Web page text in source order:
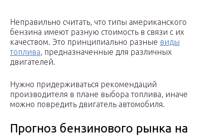
Неправильно считать, что типы американского
бензина имеют разную стоимость в связи с их
качеством. Это принципиально разные виды
топлива, предназначенные для различных
двигателей.
Нужно придерживаться рекомендаций
производителя в плане выбора топлива, иначе
можно повредить двигатель автомобиля.
Прогноз бензинового рынка на